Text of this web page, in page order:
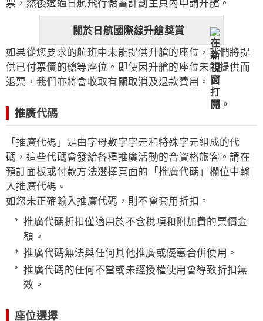
票，然後透過日航飛行儲蓄計劃主頁內申請升艙。
關於日航國際線升艙獎賞
如果從您要求的航班中未能提供升艙的座位，我們將提
供已付票價的艙等座位。即使因升艙的座位未能提供而
退票，我們亦將會收取有關取消及退款費用。
推廣代碼
「推廣代碼」是由字母數字字元和特殊字元組成的代
碼，這些代碼會發給各種推廣活動的合資格旅客。請在
預訂面板或付款方法選擇頁面的「推廣代碼」欄位中輸
入推廣代碼。
如您未正確輸入推廣代碼，則不會套用折扣。
推廣代碼折扣僅適用於不含稅項和附加費的票價金
額。
推廣代碼無法與任何其他推廣或優惠合併使用。
推廣代碼的任何不當或未經授權使用會導致折扣無
效。
座位選擇